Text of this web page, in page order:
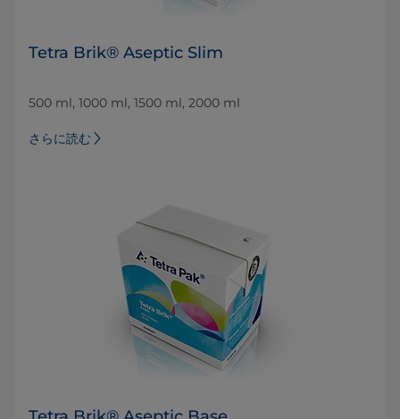
Tetra Brik® Aseptic Slim
500 ml, 1000 ml, 1500 ml, 2000 ml
さらに読む